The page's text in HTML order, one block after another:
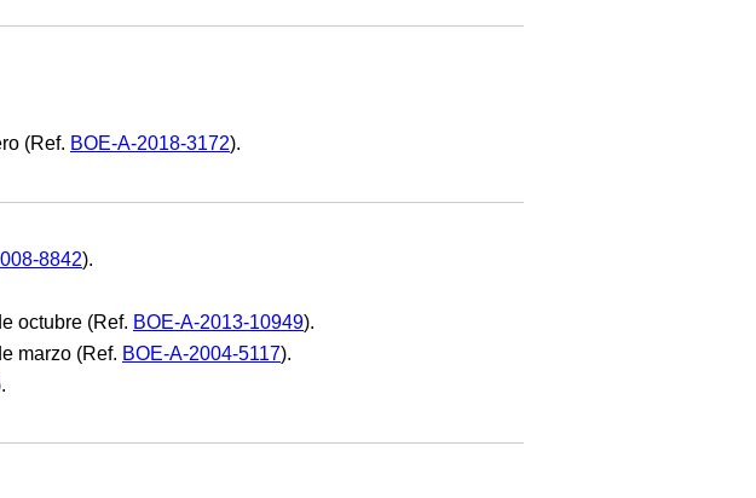
(Ref. BOE-A-2018-3172).
8842).
octubre (Ref. BOE-A-2013-10949).
marzo (Ref. BOE-A-2004-5117).